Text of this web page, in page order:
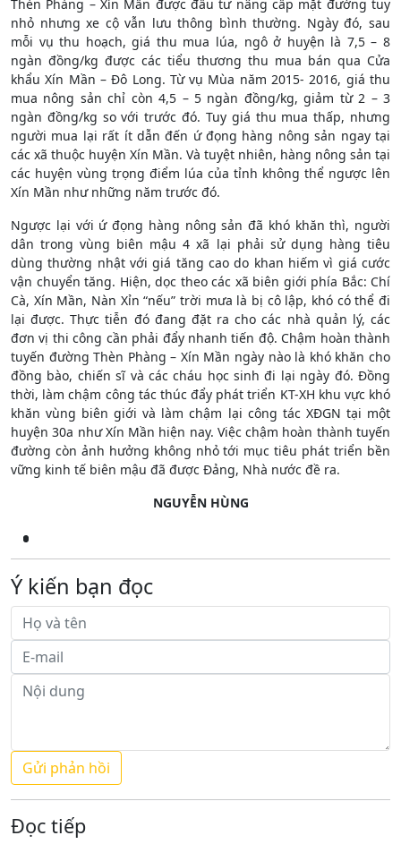
Thèn Phàng – Xín Mần được đầu tư nâng cấp mặt đường tuy
nhỏ nhưng xe cộ vẫn lưu thông bình thường. Ngày đó, sau
mỗi vụ thu hoạch, giá thu mua lúa, ngô ở huyện là 7,5 – 8
ngàn đồng/kg được các tiểu thương thu mua bán qua Cửa
khẩu Xín Mần – Đô Long. Từ vụ Mùa năm 2015- 2016, giá thu
mua nông sản chỉ còn 4,5 – 5 ngàn đồng/kg, giảm từ 2 – 3
ngàn đồng/kg so với trước đó. Tuy giá thu mua thấp, nhưng
người mua lại rất ít dẫn đến ứ đọng hàng nông sản ngay tại
các xã thuộc huyện Xín Mần. Và tuyệt nhiên, hàng nông sản tại
các huyện vùng trọng điểm lúa của tỉnh không thể ngược lên
Xín Mần như những năm trước đó.
Ngược lại với ứ đọng hàng nông sản đã khó khăn thì, người
dân trong vùng biên mậu 4 xã lại phải sử dụng hàng tiêu
dùng thường nhật với giá tăng cao do khan hiếm vì giá cước
vận chuyển tăng. Hiện, dọc theo các xã biên giới phía Bắc: Chí
Cà, Xín Mần, Nàn Xỉn “nếu” trời mưa là bị cô lập, khó có thể đi
lại được. Thực tiễn đó đang đặt ra cho các nhà quản lý, các
đơn vị thi công cần phải đẩy nhanh tiến độ. Chậm hoàn thành
tuyến đường Thèn Phàng – Xín Mần ngày nào là khó khăn cho
đồng bào, chiến sĩ và các cháu học sinh đi lại ngày đó. Đồng
thời, làm chậm công tác thúc đẩy phát triển KT-XH khu vực khó
khăn vùng biên giới và làm chậm lại công tác XĐGN tại một
huyện 30a như Xín Mần hiện nay. Việc chậm hoàn thành tuyến
đường còn ảnh hưởng không nhỏ tới mục tiêu phát triển bền
vững kinh tế biên mậu đã được Đảng, Nhà nước đề ra.
NGUYỄN HÙNG
Ý kiến bạn đọc
Đọc tiếp